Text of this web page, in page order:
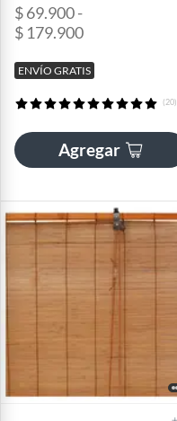
$ 69.900 -
$ 179.900
ENVÍO GRATIS
(20)
Agregar